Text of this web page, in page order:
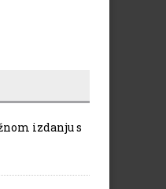
izdanju s